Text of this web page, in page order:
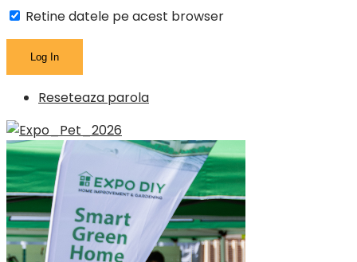
Retine datele pe acest browser
Reseteaza parola